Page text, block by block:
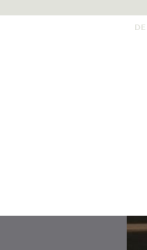
DE